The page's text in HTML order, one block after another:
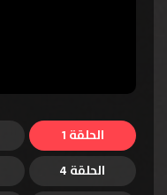
الحلقة 1
الحلقة 4